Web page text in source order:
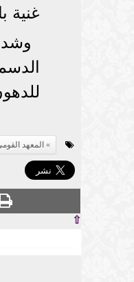
غنية
المعهد
⇧